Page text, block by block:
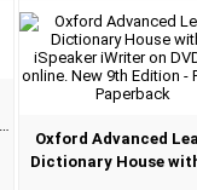
Oxford Advanced
Dictionary House